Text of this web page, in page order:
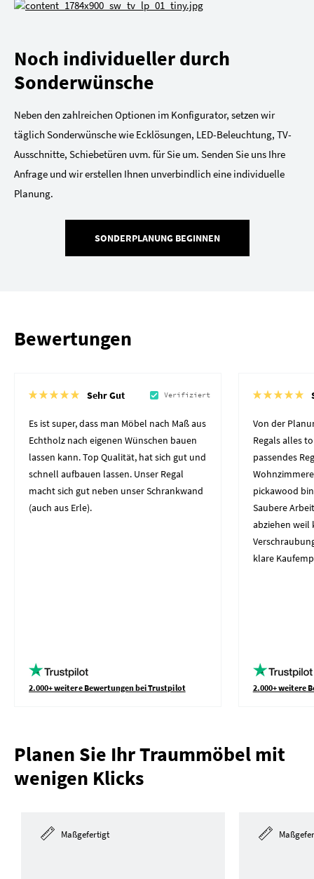
Noch individueller durch
Sonderwünsche
Neben den zahlreichen Optionen im Konfigurator, setzen wir
täglich Sonderwünsche wie Ecklösungen, LED-Beleuchtung, TV-
Ausschnitte, Schiebetüren uvm. für Sie um. Senden Sie uns Ihre
Anfrage und wir erstellen Ihnen unverbindlich eine individuelle
Planung.
SONDERPLANUNG BEGINNEN
Bewertungen
Sehr Gut Verifiziert
Es ist super, dass man Möbel nach Maß aus
Echtholz nach eigenen Wünschen bauen
lassen kann. Top Qualität, hat sich gut und
schnell aufbauen lassen. Unser Regal
macht sich gut neben unser Schrankwand
(auch aus Erle).
2.000+ weitere Bewertungen bei Trustpilot
Von der
Regals alles
passendes
pickawood
Saubere
abziehen weil
klare
2.000+ weitere
Planen Sie Ihr Traummöbel mit
wenigen Klicks
Maßgefertigt